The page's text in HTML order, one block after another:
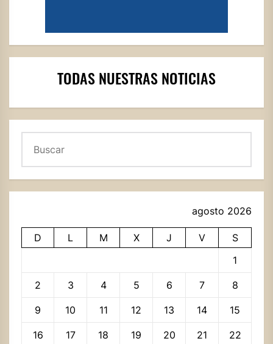
TODAS NUESTRAS NOTICIAS
agosto 2026
D L M X J V
S
1
2 3 4 5 6 7 8
9 10 11 12 13 14 15
16 17 18 19 20 21 22